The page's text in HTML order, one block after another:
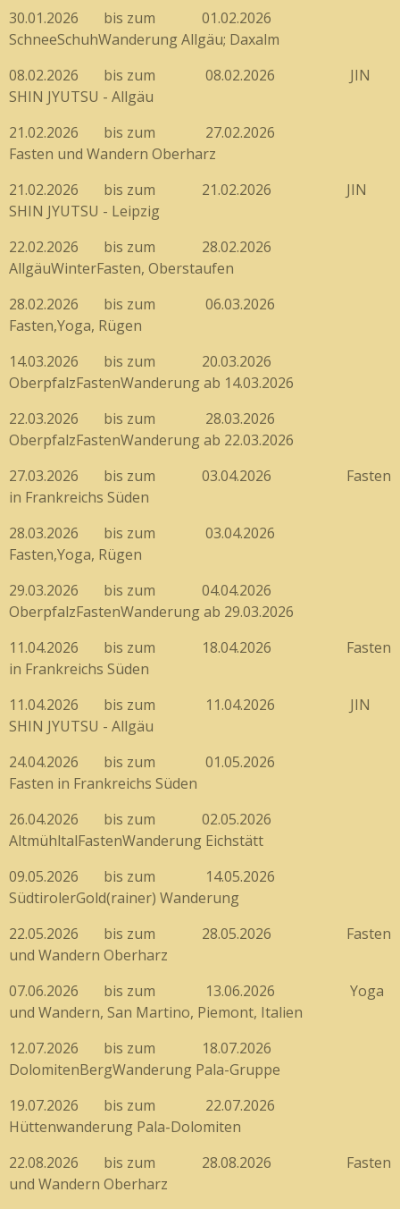
30.01.2026 bis zum 01.02.2026
SchneeSchuhWanderung Allgäu; Daxalm
08.02.2026 bis zum 08.02.2026 JIN
SHIN JYUTSU - Allgäu
21.02.2026 bis zum 27.02.2026
Fasten und Wandern Oberharz
21.02.2026 bis zum 21.02.2026 JIN
SHIN JYUTSU - Leipzig
22.02.2026 bis zum 28.02.2026
AllgäuWinterFasten, Oberstaufen
28.02.2026 bis zum 06.03.2026
Fasten,Yoga, Rügen
14.03.2026 bis zum 20.03.2026
OberpfalzFastenWanderung ab 14.03.2026
22.03.2026 bis zum 28.03.2026
OberpfalzFastenWanderung ab 22.03.2026
27.03.2026 bis zum 03.04.2026 Fasten
in Frankreichs Süden
28.03.2026 bis zum 03.04.2026
Fasten,Yoga, Rügen
29.03.2026 bis zum 04.04.2026
OberpfalzFastenWanderung ab 29.03.2026
11.04.2026 bis zum 18.04.2026 Fasten
in Frankreichs Süden
11.04.2026 bis zum 11.04.2026 JIN
SHIN JYUTSU - Allgäu
24.04.2026 bis zum 01.05.2026
Fasten in Frankreichs Süden
26.04.2026 bis zum 02.05.2026
AltmühltalFastenWanderung Eichstätt
09.05.2026 bis zum 14.05.2026
SüdtirolerGold(rainer) Wanderung
22.05.2026 bis zum 28.05.2026 Fasten
und Wandern Oberharz
07.06.2026 bis zum 13.06.2026 Yoga
und Wandern, San Martino, Piemont, Italien
12.07.2026 bis zum 18.07.2026
DolomitenBergWanderung Pala-Gruppe
19.07.2026 bis zum 22.07.2026
Hüttenwanderung Pala-Dolomiten
22.08.2026 bis zum 28.08.2026 Fasten
und Wandern Oberharz